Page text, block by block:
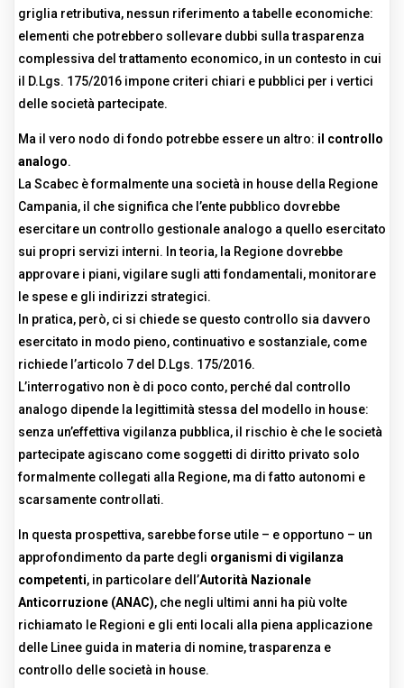
griglia retributiva, nessun riferimento a tabelle economiche:
elementi che potrebbero sollevare dubbi sulla trasparenza
complessiva del trattamento economico, in un contesto in cui
il D.Lgs. 175/2016 impone criteri chiari e pubblici per i vertici
delle società partecipate.
Ma il vero nodo di fondo potrebbe essere un altro: il controllo
analogo.
La Scabec è formalmente una società in house della Regione
Campania, il che significa che l’ente pubblico dovrebbe
esercitare un controllo gestionale analogo a quello esercitato
sui propri servizi interni. In teoria, la Regione dovrebbe
approvare i piani, vigilare sugli atti fondamentali, monitorare
le spese e gli indirizzi strategici.
In pratica, però, ci si chiede se questo controllo sia davvero
esercitato in modo pieno, continuativo e sostanziale, come
richiede l’articolo 7 del D.Lgs. 175/2016.
L’interrogativo non è di poco conto, perché dal controllo
analogo dipende la legittimità stessa del modello in house:
senza un’effettiva vigilanza pubblica, il rischio è che le società
partecipate agiscano come soggetti di diritto privato solo
formalmente collegati alla Regione, ma di fatto autonomi e
scarsamente controllati.
In questa prospettiva, sarebbe forse utile – e opportuno – un
approfondimento da parte degli organismi di vigilanza
competenti, in particolare dell’Autorità Nazionale
Anticorruzione (ANAC), che negli ultimi anni ha più volte
richiamato le Regioni e gli enti locali alla piena applicazione
delle Linee guida in materia di nomine, trasparenza e
controllo delle società in house.